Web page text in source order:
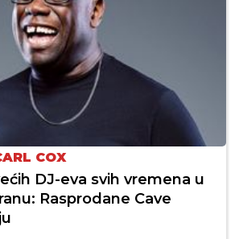
COX
DJ-eva svih vremena u
Rasprodane Cave